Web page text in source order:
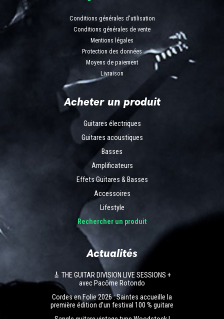
Conditions générales d'utilisation
Conditions générales de vente
Mentions légales
Protection des données
Moyens de paiement
Livraison
Acheter un produit
Guitares électriques
Guitares acoustiques
Basses
Amplificateurs
Effets Guitares & Basses
Accessoires
Lifestyle
Rechercher un produit
Actualités
🎸 THE GUITAR DIVISION LIVE SESSIONS +
avec Pacôme Rotondo
Cordes en Folie 2026 : Saintes accueille la
première édition d’un festival 100 % guitare